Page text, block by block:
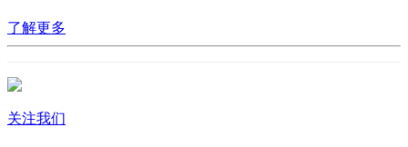
了解更多
关注我们